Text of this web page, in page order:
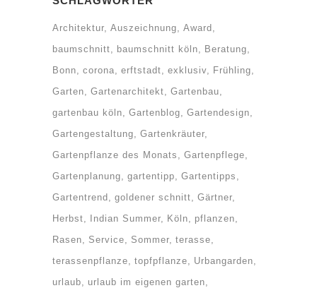
Architektur Auszeichnung
Award
baumschnitt
baumschnitt köln
Beratung
Bonn
corona erftstadt exklusiv
Frühling
Garten
Gartenarchitekt
Gartenbau
gartenbau köln
Gartenblog
Gartendesign
Gartengestaltung
Gartenkräuter
Gartenpflanze des Monats
Gartenpflege
Gartenplanung
gartentipp
Gartentipps
Gartentrend
goldener schnitt
Gärtner
Herbst
Indian Summer Köln
pflanzen
Rasen
Service Sommer terasse
terassenpflanze
topfpflanze
Urbangarden
urlaub
urlaub im eigenen garten